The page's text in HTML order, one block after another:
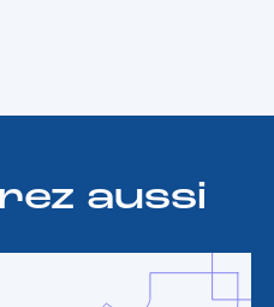
aussi